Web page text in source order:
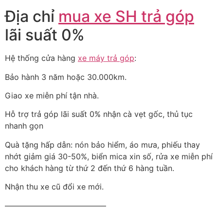
Địa chỉ mua xe SH trả góp
lãi suất 0%
Hệ thống cửa hàng xe máy trả góp:
Bảo hành 3 năm hoặc 30.000km.
Giao xe miễn phí tận nhà.
Hỗ trợ trả góp lãi suất 0% nhận cà vẹt gốc, thủ tục
nhanh gọn
Quà tặng hấp dẫn: nón bảo hiểm, áo mưa, phiếu thay
nhớt giảm giá 30-50%, biển mica xin số, rửa xe miễn phí
cho khách hàng từ thứ 2 đến thứ 6 hàng tuần.
Nhận thu xe cũ đổi xe mới.
—————————————